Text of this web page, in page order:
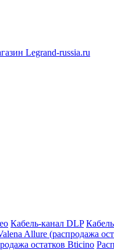
Legrand-russia.ru
Кабель-канал DLP
Allure (распродажа
остатков Bticino